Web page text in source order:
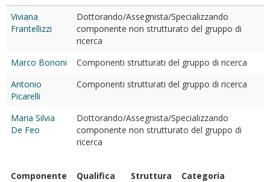
Viviana
Frantellizzi
Dottorando/Assegnista/Specializzando
componente non strutturato del gruppo di
ricerca
Marco Bononi
Componenti strutturati del gruppo di ricerca
Antonio
Picarelli
Componenti strutturati del gruppo di ricerca
Maria Silvia
De Feo
Dottorando/Assegnista/Specializzando
componente non strutturato del gruppo di
ricerca
Componente Qualifica Struttura
Categoria